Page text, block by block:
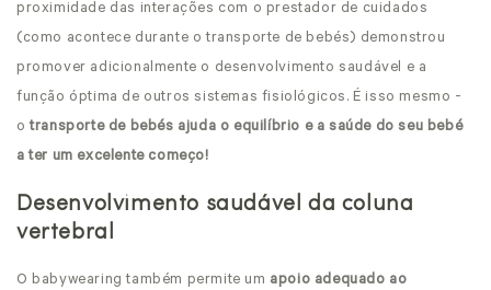
proximidade das interações com o prestador de cuidados
(como acontece durante o transporte de bebés) demonstrou
promover adicionalmente o desenvolvimento saudável e a
função óptima de outros sistemas fisiológicos. É isso mesmo -
otransporte de bebés ajuda o equilíbrio e a saúde do seu bebé
a ter um excelente começo!
Desenvolvimento saudável da coluna
vertebral
O babywearing também permite um apoio adequado ao